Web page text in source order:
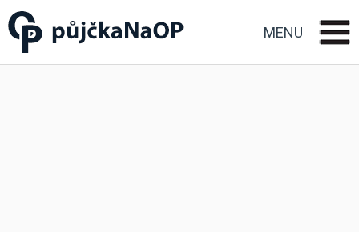
Půjčka na OP občanský
průkaz
MENU